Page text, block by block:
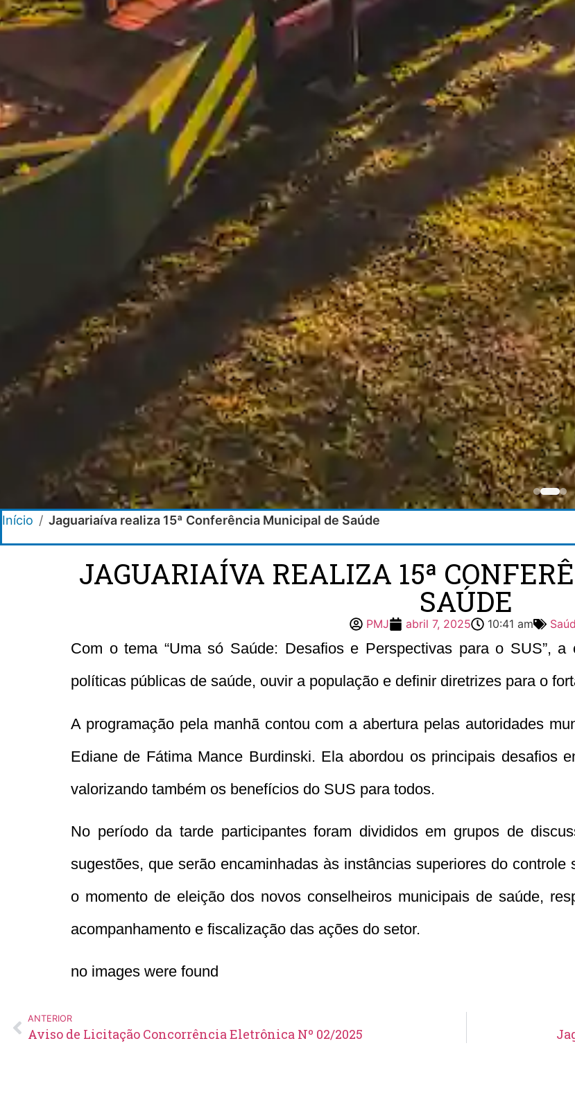
Início / Jaguariaíva realiza 15ª Conferência Municipal de Saúde
JAGUARIAÍVA REALIZA 15ª
SAÚDE
PMJ abril 7, 2025 10:41 am
Com o tema “Uma só Saúde: Desafios e Perspectivas para o SUS”,
políticas públicas de saúde, ouvir a população e definir diretrizes para o
A programação pela manhã contou com a abertura pelas autoridades
Ediane de Fátima Mance Burdinski. Ela abordou os principais desafios
valorizando também os benefícios do SUS para todos.
No período da tarde participantes foram divididos em grupos de
sugestões, que serão encaminhadas às instâncias superiores do
o momento de eleição dos novos conselheiros municipais de saúde,
acompanhamento e fiscalização das ações do setor.
no images were found
ANTERIOR
Aviso de Licitação Concorrência Eletrônica Nº 02/2025